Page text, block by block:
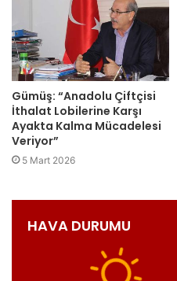
Gümüş: “Anadolu Çiftçisi
İthalat Lobilerine Karşı
Ayakta Kalma Mücadelesi
Veriyor”
5 Mart 2026
HAVA DURUMU